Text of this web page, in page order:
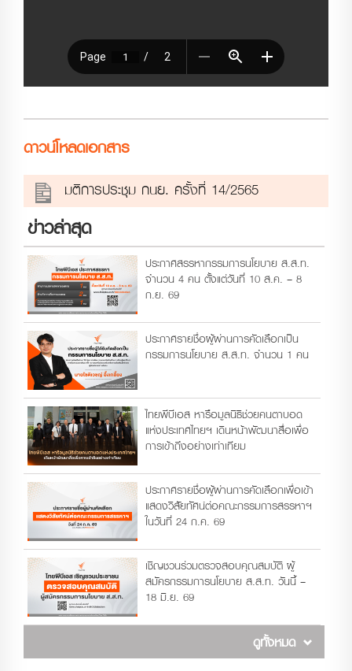
ดาวน์โหลดเอกสาร
มติการประชุม กนย. ครั้งที่ 14/2565
ข่าวล่าสุด
ประกาศสรรหากรรมการนโยบาย ส.ส.ท.
จำนวน 4 คน ตั้งแต่วันที่ 10 ส.ค. – 8
ก.ย. 69
ประกาศรายชื่อผู้ผ่านการคัดเลือกเป็น
กรรมการนโยบาย ส.ส.ท. จำนวน 1 คน
ไทยพีบีเอส หารือมูลนิธิช่วยคนตาบอด
แห่งประเทศไทยฯ เดินหน้าพัฒนาสื่อเพื่อ
การเข้าถึงอย่างเท่าเทียม
ประกาศรายชื่อผู้ผ่านการคัดเลือกเพื่อเข้า
แสดงวิสัยทัศน์ต่อคณะกรรมการสรรหาฯ
ในวันที่ 24 ก.ค. 69
เชิญชวนร่วมตรวจสอบคุณสมบัติ ผู้
สมัครกรรมการนโยบาย ส.ส.ท. วันนี้ –
18 มิ.ย. 69
ดูทั้งหมด